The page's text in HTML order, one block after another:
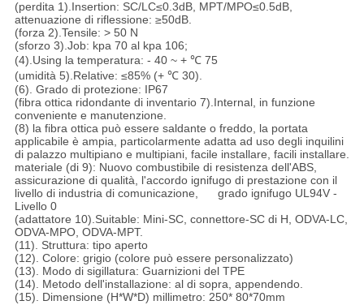
(perdita 1).Insertion: SC/LC≤0.3dB, MPT/MPO≤0.5dB,
attenuazione di riflessione: ≥50dB.
(forza 2).Tensile: > 50 N
(sforzo 3).Job: kpa 70 al kpa 106;
(4).Using la temperatura: - 40 ~ + ℃ 75
(umidità 5).Relative: ≤85% (+ ℃ 30).
(6). Grado di protezione: IP67
(fibra ottica ridondante di inventario 7).Internal, in funzione
conveniente e manutenzione.
(8) la fibra ottica può essere saldante o freddo, la portata
applicabile è ampia, particolarmente adatta ad uso degli inquilini
di palazzo multipiano e multipiani, facile installare, facili installare.
materiale (di 9): Nuovo combustibile di resistenza dell'ABS,
assicurazione di qualità, l'accordo ignifugo di prestazione con il
livello di industria di comunicazione, grado ignifugo UL94V -
Livello 0
(adattatore 10).Suitable: Mini-SC, connettore-SC di H, ODVA-LC,
ODVA-MPO, ODVA-MPT.
(11). Struttura: tipo aperto
(12). Colore: grigio (colore può essere personalizzato)
(13). Modo di sigillatura: Guarnizioni del TPE
(14). Metodo dell'installazione: al di sopra, appendendo.
(15). Dimensione (H*W*D) millimetro: 250* 80*70mm